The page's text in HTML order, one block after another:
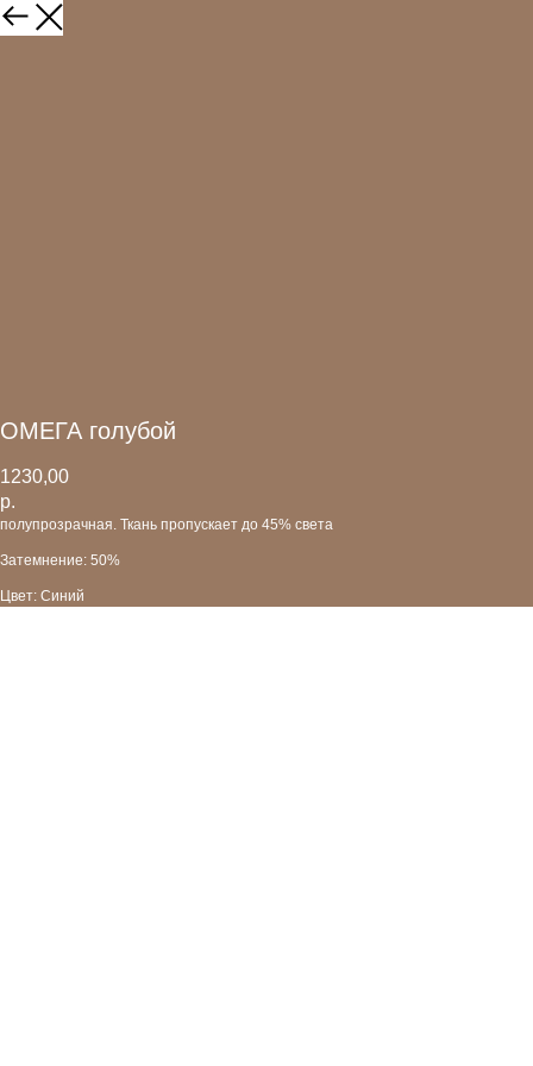
ОМЕГА голубой
1230,00
р.
полупрозрачная. Ткань пропускает до 45% света
Затемнение: 50%
Цвет: Синий